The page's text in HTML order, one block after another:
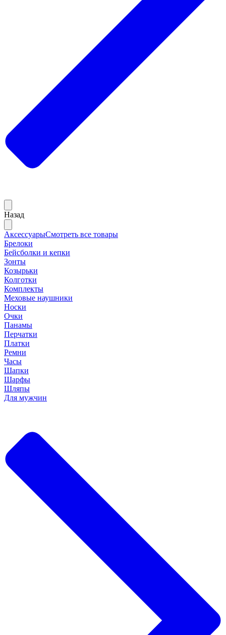
Назад
АксессуарыСмотреть все товары
Брелоки
Бейсболки и кепки
Зонты
Козырьки
Колготки
Комплекты
Меховые наушники
Носки
Очки
Панамы
Перчатки
Платки
Ремни
Часы
Шапки
Шарфы
Шляпы
Для мужчин